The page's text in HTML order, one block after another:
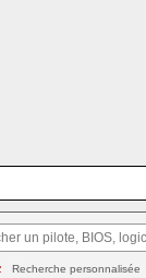
Recherche personnalisée